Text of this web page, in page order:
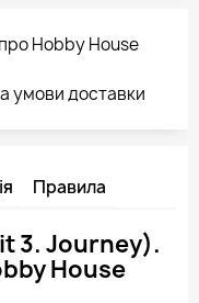
про Hobby House
умови доставки
Правила
3. Journey).
House